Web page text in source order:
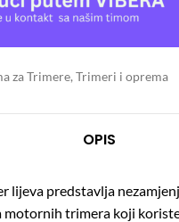
za Trimere, Trimeri i oprema
OPIS
lijeva predstavlja
motornih trimera koji